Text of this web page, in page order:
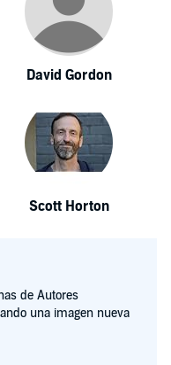
David Gordon
Scott Horton
de Autores
una imagen nueva